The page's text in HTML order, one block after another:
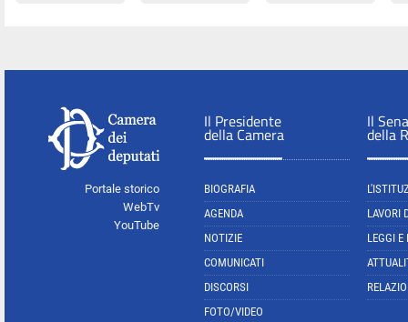
Portale storico
WebTv
YouTube
Il Presidente
della Camera
BIOGRAFIA
AGENDA
NOTIZIE
COMUNICATI
DISCORSI
FOTO/VIDEO
Il
della
LAVORI
LEGGI E